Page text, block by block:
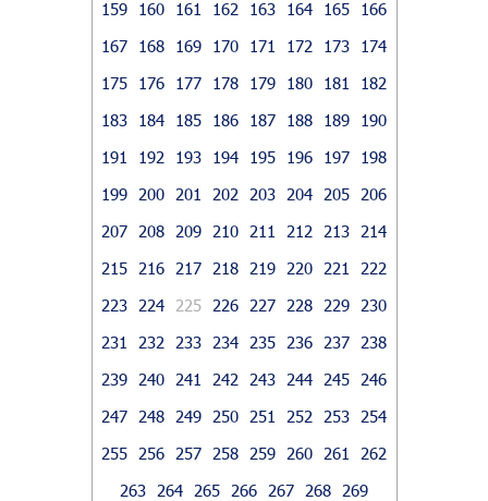
159
160 161 162 163 164 165
166
167
168 169 170 171 172 173
174
175
176 177 178 179 180 181
182
183
184 185 186 187 188 189
190
191
192 193 194 195 196 197
198
199
200 201 202 203 204 205
206
207
208 209 210 211 212 213
214
215
216 217 218 219 220 221
222
223
224 225 226 227 228 229
230
231
232 233 234 235 236 237
238
239
240 241 242 243 244 245
246
247
248 249 250 251 252 253
254
255
256 257 258 259 260 261
262
263
264 265 266 267 268 269